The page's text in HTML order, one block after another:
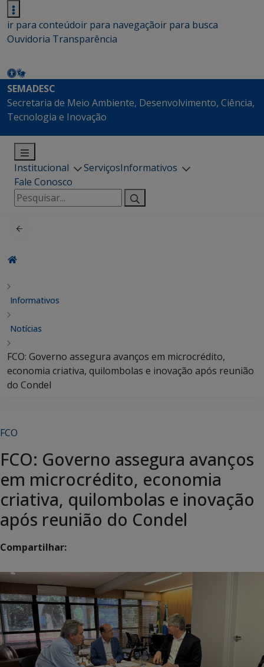
ir para conteúdoir para navegaçãoir para busca
Ouvidoria Transparência
SEMADESC
Secretaria de Meio Ambiente, Desenvolvimento, Ciência,
Tecnologia e Inovação
Institucional ServiçosInformativos
Fale Conosco
Pesquisar
por:
Informativos
Notícias
FCO: Governo assegura avanços em microcrédito,
economia criativa, quilombolas e inovação após reunião
do Condel
FCO
FCO: Governo assegura avanços
em microcrédito, economia
criativa, quilombolas e inovação
após reunião do Condel
Compartilhar: